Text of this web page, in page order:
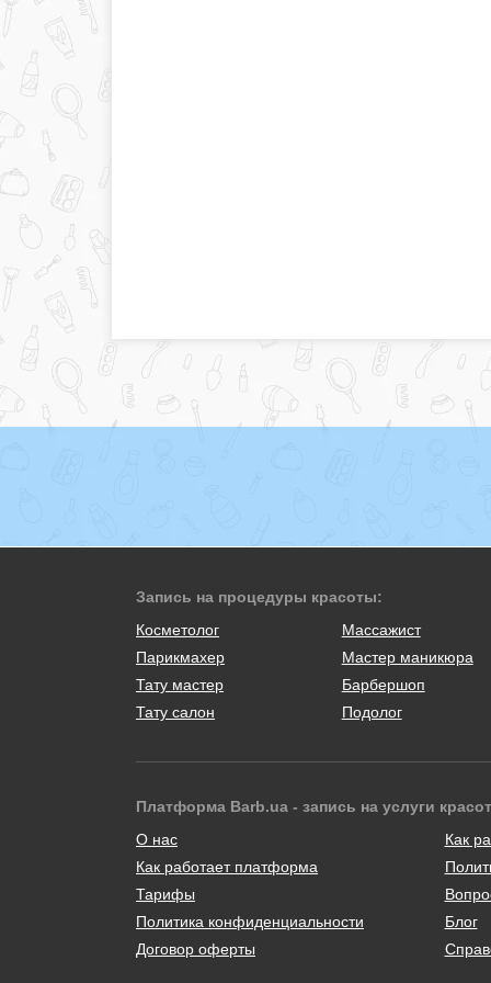
Запись на процедуры красоты:
Косметолог
Массажист
Парикмахер
Мастер маникюра
Тату мастер
Барбершоп
Тату салон
Подолог
Платформа Barb.ua - запись на услуги
О нас
Как работает платформа
Тарифы
Политика конфиденциальности
Договор оферты
Как
Блог